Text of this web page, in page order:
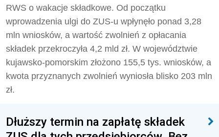
RWS o wakacje składkowe. Od początku
wprowadzenia ulgi do ZUS-u wpłynęło ponad 3,28
mln wniosków, a wartość zwolnień z opłacania
składek przekroczyła 4,2 mld zł. W województwie
kujawsko-pomorskim złożono 155,5 tys. wniosków, a
kwota przyznanych zwolnień wyniosła blisko 203 mln
zł.
Dłuższy termin na zapłatę składek